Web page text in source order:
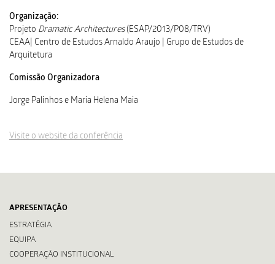
Organização:
Projeto Dramatic Architectures(ESAP/2013/P08/TRV)
CEAA| Centro de Estudos Arnaldo Araujo | Grupo de Estudos de
Arquitetura
Comissão Organizadora
Jorge Palinhos e Maria Helena Maia
Visite o website da conferência
APRESENTAÇÃO
ESTRATÉGIA
EQUIPA
COOPERAÇÃO INSTITUCIONAL